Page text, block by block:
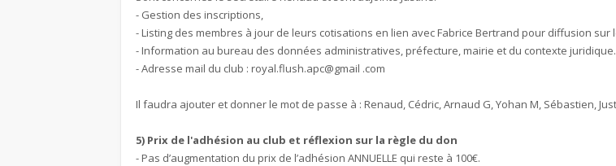
- Gestion des inscriptions,
- Listing des membres à jour de leurs cotisations en lien avec Fabrice Bertrand pour diffusion sur
- Information au bureau des données administratives, préfecture, mairie et du contexte juridique.
- Adresse mail du club : royal.flush.apc@gmail .com
Il faudra ajouter et donner le mot de passe à : Renaud, Cédric, Arnaud G, Yohan M, Sébastien,
5) Prix de l'adhésion au club et réflexion sur la règle du don
- Pas d’augmentation du prix de l’adhésion ANNUELLE qui reste à 100€.